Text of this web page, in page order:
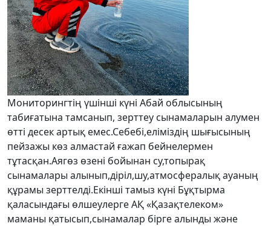
Мониторингтің үшінші күні Абай облысының
табиғатына тамсанып, зерттеу сынамаларын алумен
өтті десек артық емес.Себебі,еліміздің шығысының
пейзажы көз алмастай ғажап бейнелермен
тұтасқан.Аягөз өзені бойынан су,топырақ
сынамалары алынып,діріл,шу,атмосфералық ауаның
құрамы зерттелді.Екінші тамыз күні Бұқтырма
қаласындағы өлшеулерге АҚ «Қазақтелеком»
маманы қатысып,сынамалар бірге алынды және